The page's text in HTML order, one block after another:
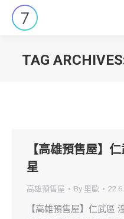
TAG
【高雄預售屋】
星
高雄預售屋 By 里歐 22 6
【高雄預售屋】仁武區